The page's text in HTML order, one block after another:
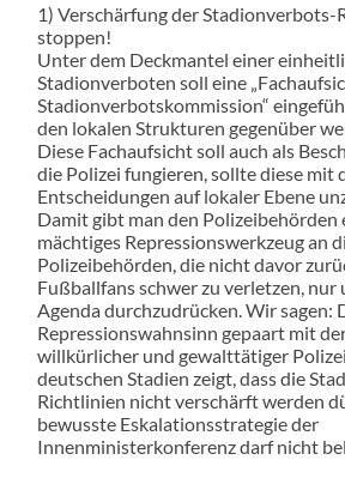
1) Verschärfung der Stadionverbots-
stoppen!
Unter dem Deckmantel einer
Stadionverboten soll eine
Stadionverbotskommission“
den lokalen Strukturen gegenüber
Diese Fachaufsicht soll auch als
die Polizei fungieren, sollte diese mit
Entscheidungen auf lokaler Ebene
Damit gibt man den Polizeibehörden
mächtiges Repressionswerkzeug an
Polizeibehörden, die nicht davor
Fußballfans schwer zu verletzen, nur
Agenda durchzudrücken. Wir sagen:
Repressionswahnsinn gepaart mit
willkürlicher und gewalttätiger
deutschen Stadien zeigt, dass die
Richtlinien nicht verschärft werden
bewusste Eskalationsstrategie der
Innenministerkonferenz darf nicht